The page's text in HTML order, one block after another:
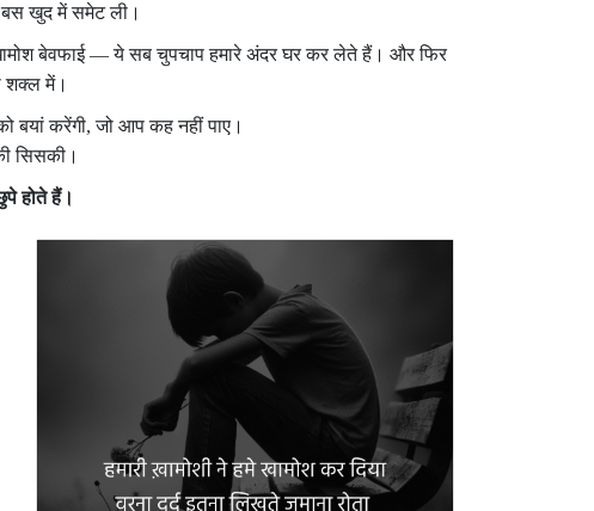
बस खुद में समेट ली।
बेवफाई — ये सब चुपचाप हमारे अंदर घर कर लेते हैं। और फिर
शक्ल में।
बयां करेंगी, जो आप कह नहीं पाए।
सिसकी।
होते हैं।